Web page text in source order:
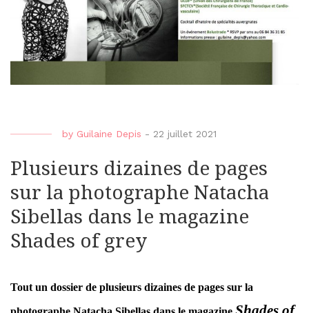
by Guilaine Depis - 22 juillet 2021
Plusieurs dizaines de pages
sur la photographe Natacha
Sibellas dans le magazine
Shades of grey
Tout un dossier de plusieurs dizaines de pages sur la